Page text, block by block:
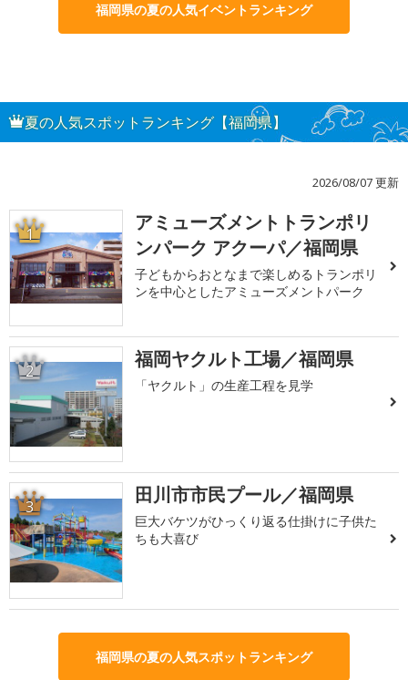
福岡県の夏の人気イベントランキング
夏の人気スポットランキング【福岡県】
2026/08/07 更新
1
アミューズメントトランポリ
ンパーク アクーパ／福岡県
子どもからおとなまで楽しめるトランポリ
ンを中心としたアミューズメントパーク
2 福岡ヤクルト工場／福岡県
「ヤクルト」の生産工程を見学
3 田川市市民プール／福岡県
巨大バケツがひっくり返る仕掛けに子供た
ちも大喜び
福岡県の夏の人気スポットランキング